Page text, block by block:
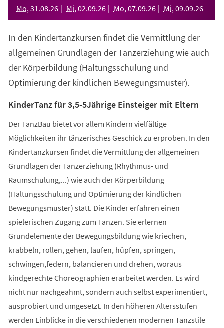
Mo, 31 .08.26 Mi, 02.09.26 Mo, 07.09.26 Mi, 09.09.26
In den Kindertanzkursen findet die Vermittlung der
allgemeinen Grundlagen der Tanzerziehung wie auch
der Körperbildung (Haltungsschulung und
Optimierung der kindlichen Bewegungsmuster).
KinderTanz für 3,5-5Jährige Einsteiger mit Eltern
Der TanzBau bietet vor allem Kindern vielfältige
Möglichkeiten ihr tänzerisches Geschick zu erproben. In den
Kindertanzkursen findet die Vermittlung der allgemeinen
Grundlagen der Tanzerziehung (Rhythmus- und
Raumschulung,...) wie auch der Körperbildung
(Haltungsschulung und Optimierung der kindlichen
Bewegungsmuster) statt. Die Kinder erfahren einen
spielerischen Zugang zum Tanzen. Sie erlernen
Grundelemente der Bewegungsbildung wie kriechen,
krabbeln, rollen, gehen, laufen, hüpfen, springen,
schwingen,federn, balancieren und drehen, woraus
kindgerechte Choreographien erarbeitet werden. Es wird
nicht nur nachgeahmt, sondern auch selbst experimentiert,
ausprobiert und umgesetzt. In den höheren Altersstufen
werden Einblicke in die verschiedenen modernen Tanzstile